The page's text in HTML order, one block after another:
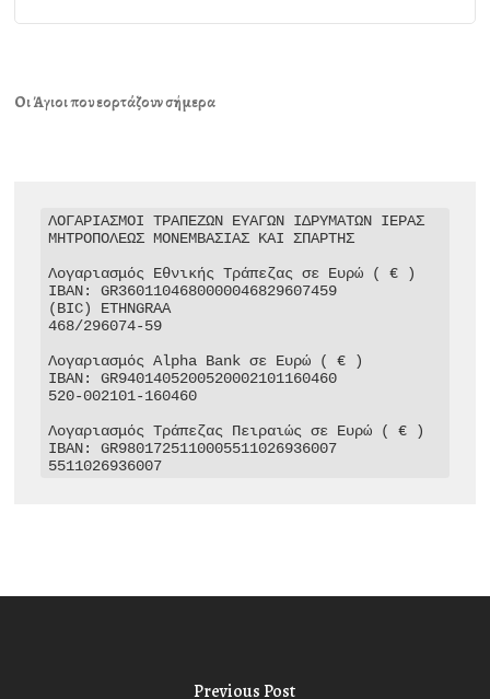
Οι Άγιοι που εορτάζουν σήμερα
ΛΟΓΑΡΙΑΣΜΟΙ ΤΡΑΠΕΖΩΝ ΕΥΑΓΩΝ ΙΔΡΥΜΑΤΩΝ ΙΕΡΑΣ
ΜΗΤΡΟΠΟΛΕΩΣ ΜΟΝΕΜΒΑΣΙΑΣ ΚΑΙ ΣΠΑΡΤΗΣ
Λογαριασμός Εθνικής Τράπεζας σε Ευρώ ( € )
IBAN: GR3601104680000046829607459
(BIC) ETHNGRAA
468/296074-59
Λογαριασμός Alpha Bank σε Ευρώ ( € )
IBAN: GR9401405200520002101160460
520-002101-160460
Λογαριασμός Τράπεζας Πειραιώς σε Ευρώ ( € )
IBAN: GR9801725110005511026936007
5511026936007
Previous Post